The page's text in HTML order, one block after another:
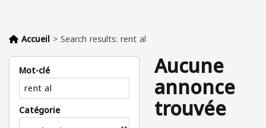
Accueil >Search results: rent al
Mot-clé
Catégorie
Aucune
annonce
trouvée